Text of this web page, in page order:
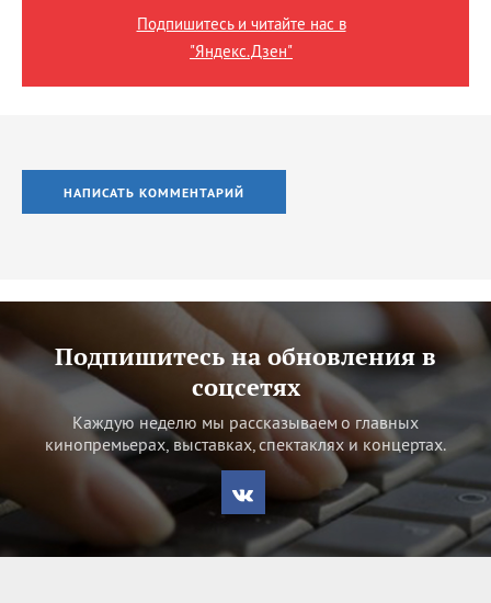
Подпишитесь и читайте нас в
"Яндекс.Дзен"
НАПИСАТЬ КОММЕНТАРИЙ
Подпишитесь на обновления в
соцсетях
Каждую неделю мы рассказываем о главных
кинопремьерах, выставках, спектаклях и концертах.